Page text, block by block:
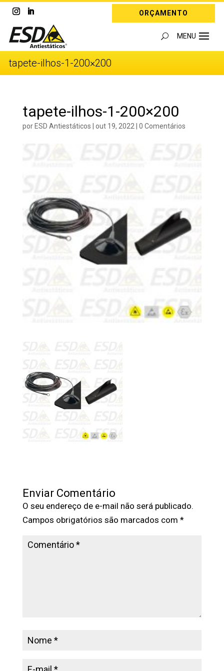
ORÇAMENTO
tapete-ilhos-1-200×200
tapete-ilhos-1-200×200
porESD Antiestáticos | out 19, 2022 | 0 Comentários
Enviar Comentário
O seu endereço de e-mail não será publicado.
Campos obrigatórios são marcados com *